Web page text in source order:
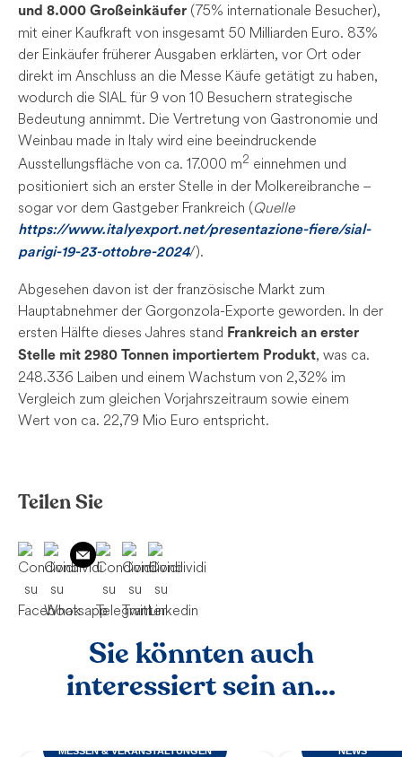
und 8.000 Großeinkäufer (75% internationale Besucher),
mit einer Kaufkraft von insgesamt 50 Milliarden Euro. 83%
der Einkäufer früherer Ausgaben erklärten, vor Ort oder
direkt im Anschluss an die Messe Käufe getätigt zu haben,
wodurch die SIAL für 9 von 10 Besuchern strategische
Bedeutung annimmt. Die Vertretung von Gastronomie und
Weinbau made in Italy wird eine beeindruckende
Ausstellungsfläche von ca. 17.000 m2 einnehmen und
positioniert sich an erster Stelle in der Molkereibranche –
sogar vor dem Gastgeber Frankreich (Quelle
https://www.italyexport.net/presentazione-fiere/sial-
parigi-19-23-ottobre-2024/).
Abgesehen davon ist der französische Markt zum
Hauptabnehmer der Gorgonzola-Exporte geworden. In der
ersten Hälfte dieses Jahres stand Frankreich an erster
Stelle mit 2980 Tonnen importiertem Produkt, was ca.
248.336 Laiben und einem Wachstum von 2,32% im
Vergleich zum gleichen Vorjahrszeitraum sowie einem
Wert von ca. 22,79 Mio Euro entspricht.
Teilen Sie
Sie könnten auch
interessiert sein an...
MESSEN & VERANSTALTUNGEN NEWS